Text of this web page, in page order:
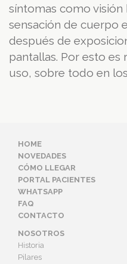
síntomas como
sensación de cuerpo
después de
pantallas. Por esto
uso, sobre todo en
HOME
NOVEDADES
CÓMO LLEGAR
PORTAL PACIENTES
WHATSAPP
FAQ
CONTACTO
NOSOTROS
Historia
Pilares